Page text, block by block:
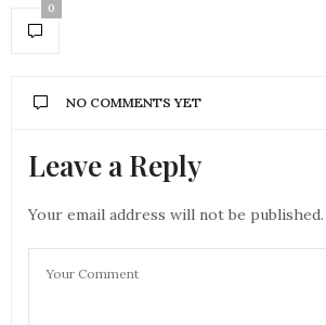
0
NO COMMENTS YET
Leave a Reply
Your email address will not be published.